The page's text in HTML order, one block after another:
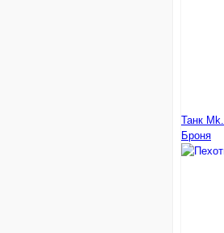
Танк
Броня